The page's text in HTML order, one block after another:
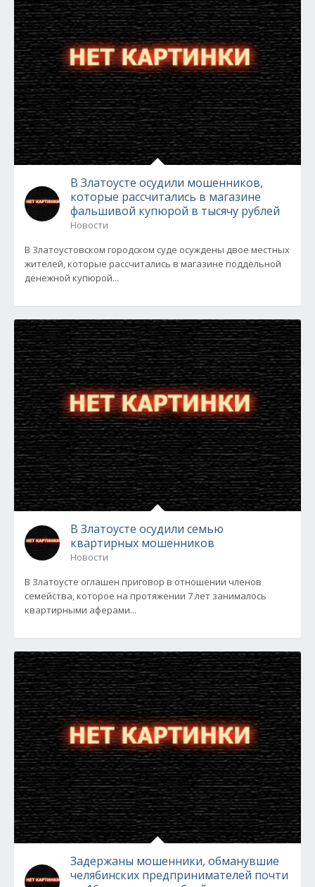
В Златоусте осудили мошенников,
которые рассчитались в магазине
фальшивой купюрой в тысячу рублей
Новости
В Златоустовском городском суде осуждены двое местных
жителей, которые рассчитались в магазине поддельной
денежной купюрой...
В Златоусте осудили семью
квартирных мошенников
Новости
В Златоусте оглашен приговор в отношении членов
семейства, которое на протяжении 7 лет занималось
квартирными аферами...
Задержаны мошенники, обманувшие
челябинских предпринимателей почти